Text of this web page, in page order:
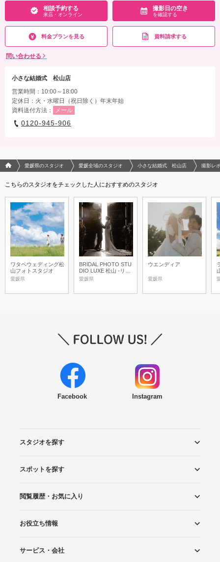
相談予約する
来店・オンライン
撮影日の空き
を確認する
料金プランを見る 資料請求する
問い合わせる
小さな結婚式 松山店
営業時間：10:00～18:00
定休日：火・水曜日（祝日除く）年末年始
資料送付方法：
メール
0120-945-906
フォトウエディング/結婚写真のPhotorait ホーム
愛媛県のスタジオ 愛媛全域のスタジオ 小さな結婚式 松山店 撮影レ
こちらのスタジオをチェックした人におすすめのスタジオ
ワタベウェディング松
山フォトスタジオ
愛媛県
BRIDAL PHOTO STU
DIO LUXE 松山 -リュ
クス松山-
愛媛県
ウエンディア
愛媛県
Facebook Instagram
スタジオを探す
エリアから探す
こだわりから探す
NEW PHOTO STYLE
プランから探す
フォトタイプ診断
フォトグラファーから探す
国内リゾートから探す
スポットを探す
ロケーションから探す
スタジオから探す
閲覧履歴・お気に入り
閲覧スタジオ
お気に入り
お役立ち情報
Wedding Photo マガジン
はじめてガイド
サービス・会社